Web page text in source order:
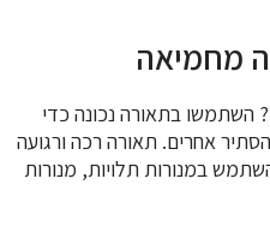
מחמיאה
השתמשו בתאורה נכונה כדי
אחרים. תאורה רכה ורגועה
במנורות תלויות, מנורות